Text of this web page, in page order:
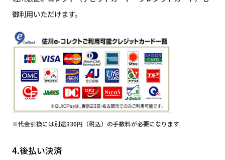
御利用いただけます。
※代金引換には別途330円（税込）の手数料が必要になります
4.後払い決済